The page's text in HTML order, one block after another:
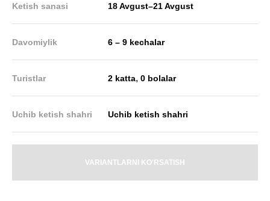
Ketish sanasi 18 Avgust–21 Avgust
Davomiylik 6 – 9 kechalar
Turistlar 2 katta,0 bolalar
Uchib ketish shahri Uchib ketish shahri
VARIANTLARNI KO'RSATISH